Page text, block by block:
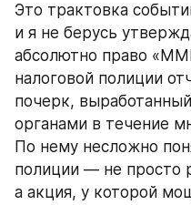
Это трактовка
и я не берусь
абсолютно право
налоговой полиции
почерк,
органами в течение
По нему несложно
полиции — не просто
а акция, у которой